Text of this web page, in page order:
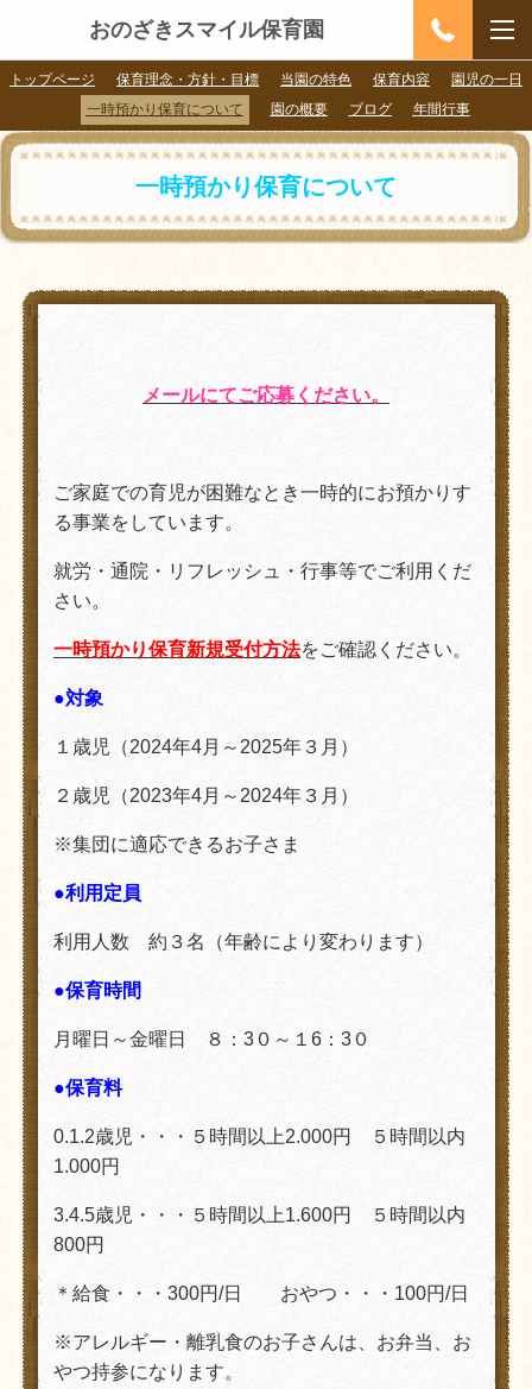
おのざきスマイル保育園
トップページ 保育理念・方針・目標 当園の特色 保育内容
園児の一日
一時預かり保育について
園の概要 ブログ 年間行事
一時預かり保育について
メールにてご応募ください。
ご家庭での育児が困難なとき一時的にお預かりす
る事業をしています。
就労・通院・リフレッシュ・行事等でご利用くだ
さい。
一時預かり保育新規受付方法をご確認ください。
●対象
１歳児（2024年4月～2025年３月）
２歳児（2023年4月～2024年３月）
※集団に適応できるお子さま
●利用定員
利用人数 約３名（年齢により変わります）
●保育時間
月曜日～金曜日 ８：3０～１6：3０
●保育料
0.1.2歳児・・・５時間以上2.000円 ５時間以内
1.000円
3.4.5歳児・・・５時間以上1.600円 ５時間以内
800円
＊給食・・・300円/日 おやつ・・・100円/日
※アレルギー・離乳食のお子さんは、お弁当、お
やつ持参になります。